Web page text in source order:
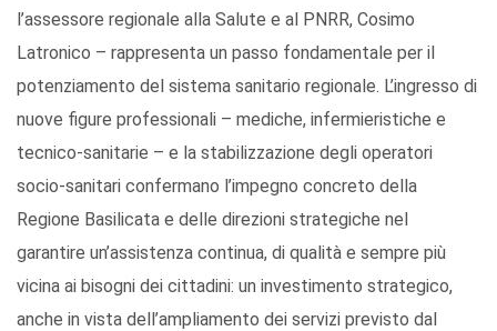
l’assessore regionale alla Salute e al PNRR, Cosimo
Latronico – rappresenta un passo fondamentale per il
potenziamento del sistema sanitario regionale. L’ingresso di
nuove figure professionali – mediche, infermieristiche e
tecnico-sanitarie – e la stabilizzazione degli operatori
socio-sanitari confermano l’impegno concreto della
Regione Basilicata e delle direzioni strategiche nel
garantire un’assistenza continua, di qualità e sempre più
vicina ai bisogni dei cittadini: un investimento strategico,
anche in vista dell’ampliamento dei servizi previsto dal